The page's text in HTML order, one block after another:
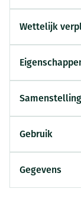
Wettelijk
Samenstelling
Gebruik
Gegevens